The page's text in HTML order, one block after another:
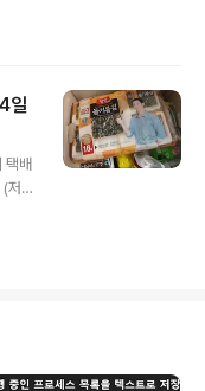
기
동
탄
라
장
일
택배
저랑
되
,
로